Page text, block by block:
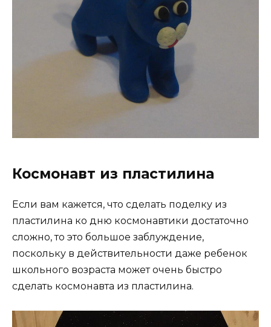
Космонавт из пластилина
Если вам кажется, что сделать поделку из
пластилина ко дню космонавтики достаточно
сложно, то это большое заблуждение,
поскольку в действительности даже ребенок
школьного возраста может очень быстро
сделать космонавта из пластилина.